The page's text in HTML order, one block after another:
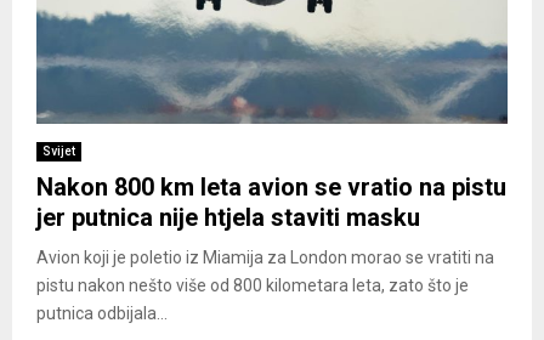
Svijet
Nakon 800 km leta avion se vratio na pistu
jer putnica nije htjela staviti masku
Avion koji je poletio iz Miamija za London morao se vratiti na
pistu nakon nešto više od 800 kilometara leta, zato što je
putnica odbijala...